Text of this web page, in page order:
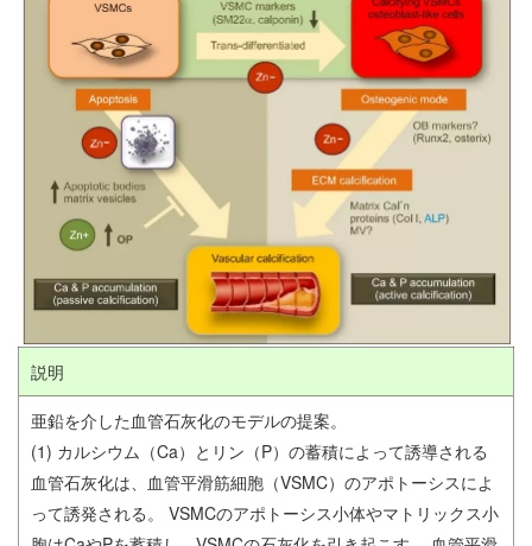
説明
亜鉛を介した血管石灰化のモデルの提案。
(1) カルシウム（Ca）とリン（P）の蓄積によって誘導される
血管石灰化は、血管平滑筋細胞（VSMC）のアポトーシスによ
って誘発される。 VSMCのアポトーシス小体やマトリックス小